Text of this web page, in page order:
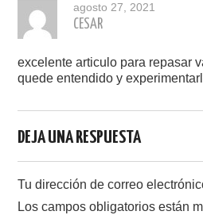
agosto 27, 2021
CESAR
excelente articulo para repasar
quede entendido y
DEJA UNA RESPUESTA
Tu dirección de correo
Los campos obligatorios están